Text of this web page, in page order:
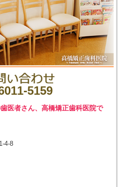
5159
医者さん、高橋矯正歯科医院で
4-8